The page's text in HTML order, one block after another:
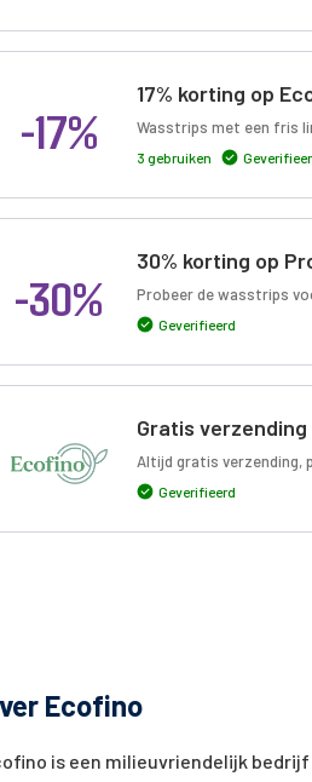
-17%
17% korting op
Wasstrips met een fris
3 gebruiken
-30%
30% korting op
Probeer de wasstrips
Geverifieerd
Gratis
Altijd gratis verzending,
Geverifieerd
Ecofino
is een milieuvriendelijk